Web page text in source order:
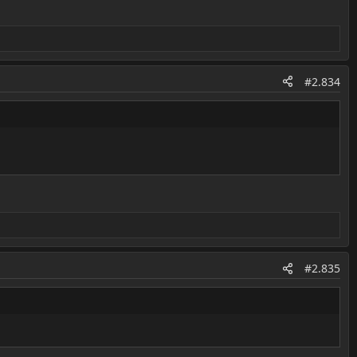
#2.834
#2.835